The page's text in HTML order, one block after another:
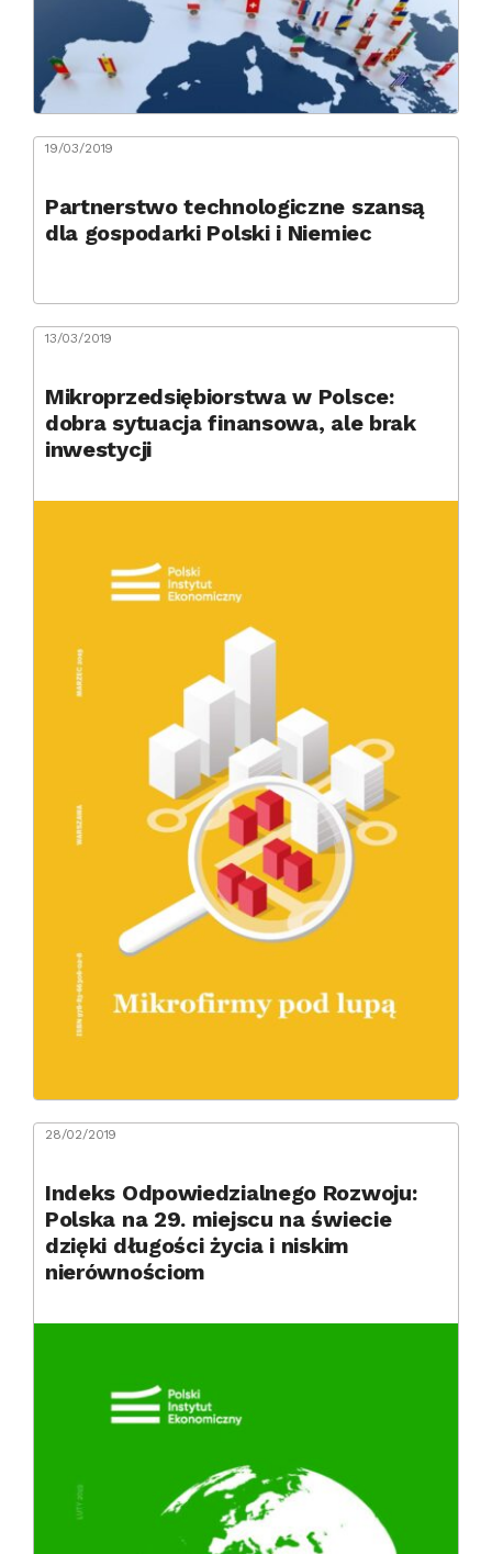
19/03/2019
Partnerstwo technologiczne szansą
dla gospodarki Polski i Niemiec
13/03/2019
Mikroprzedsiębiorstwa w Polsce:
dobra sytuacja finansowa, ale brak
inwestycji
28/02/2019
Indeks Odpowiedzialnego Rozwoju:
Polska na 29. miejscu na świecie
dzięki długości życia i niskim
nierównościom